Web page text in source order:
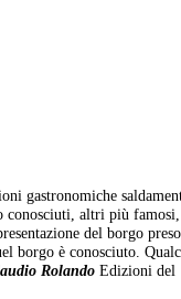
gastronomiche
conosciuti, altri più
del borgo
borgo è conosciuto.
Rolando Edizioni del